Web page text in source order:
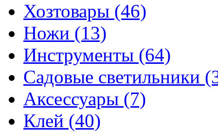
Хозтовары (46)
Ножи (13)
Инструменты (64)
Садовые светильники
Аксессуары (7)
Клей (40)